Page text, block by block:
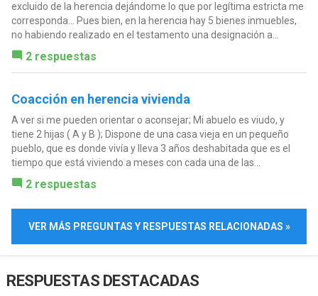
excluido de la herencia dejándome lo que por legítima estricta me
corresponda... Pues bien, en la herencia hay 5 bienes inmuebles,
no habiendo realizado en el testamento una designación a...
2 respuestas
Coacción en herencia vivienda
A ver si me pueden orientar o aconsejar; Mi abuelo es viudo, y
tiene 2 hijas ( A y B ); Dispone de una casa vieja en un pequeño
pueblo, que es donde vivía y lleva 3 años deshabitada que es el
tiempo que está viviendo a meses con cada una de las...
2 respuestas
VER MÁS PREGUNTAS Y RESPUESTAS RELACIONADAS »
RESPUESTAS DESTACADAS